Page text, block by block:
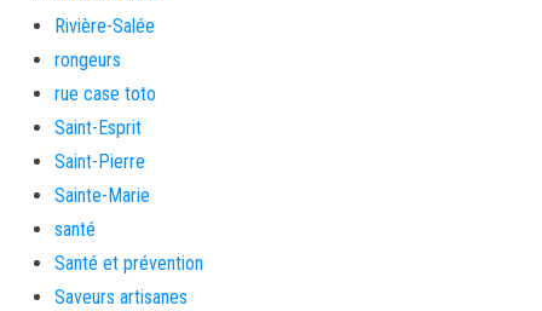
Rivière-Salée
rongeurs
rue case toto
Saint-Esprit
Saint-Pierre
Sainte-Marie
santé
Santé et prévention
Saveurs artisanes